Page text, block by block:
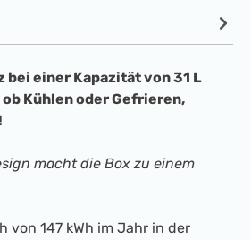
einer Kapazität von 31 L
Kühlen oder Gefrieren,
macht die Box zu einem
von 147 kWh im Jahr in der